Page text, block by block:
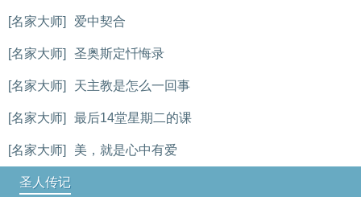
[名家大师] 爱中契合
[名家大师] 圣奥斯定忏悔录
[名家大师] 天主教是怎么一回事
[名家大师] 最后14堂星期二的课
[名家大师] 美，就是心中有爱
圣人传记